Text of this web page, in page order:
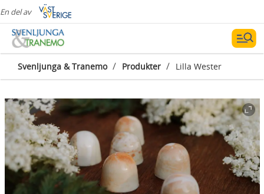
En del av
Svenljunga & Tranemo / Produkter / Lilla Wester